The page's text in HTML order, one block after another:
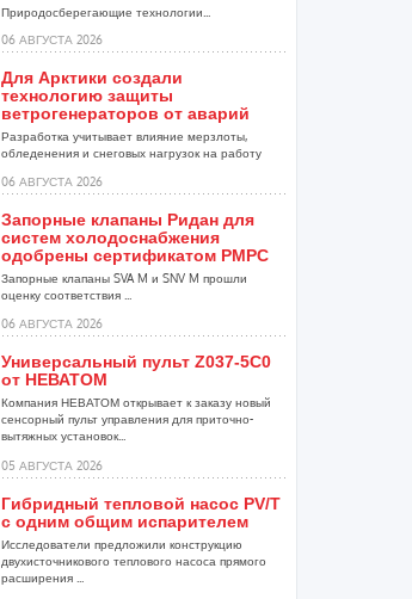
Природосберегающие технологии...
06 АВГУСТА 2026
Для Арктики создали
технологию защиты
ветрогенераторов от аварий
Разработка учитывает влияние мерзлоты,
обледенения и снеговых нагрузок на работу
06 АВГУСТА 2026
Запорные клапаны Ридан для
систем холодоснабжения
одобрены сертификатом РМРС
Запорные клапаны SVA M и SNV M прошли
оценку соответствия ...
06 АВГУСТА 2026
Универсальный пульт Z037-5C0
от НЕВАТОМ
Компания НЕВАТОМ открывает к заказу новый
сенсорный пульт управления для приточно-
вытяжных установок...
05 АВГУСТА 2026
Гибридный тепловой насос PV/T
с одним общим испарителем
Исследователи предложили конструкцию
двухисточникового теплового насоса прямого
расширения ...